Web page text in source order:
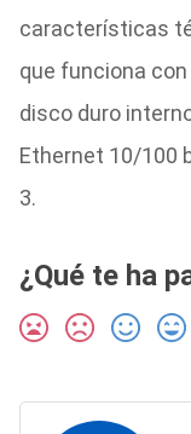
características
que funciona con
disco duro
Ethernet 10/100
3.
¿Qué te ha